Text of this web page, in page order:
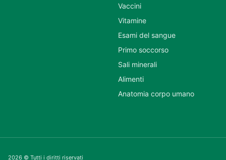
Vaccini
Vitamine
Esami del sangue
Primo soccorso
Sali minerali
Alimenti
Anatomia corpo umano
2026 © Tutti i diritti riservati